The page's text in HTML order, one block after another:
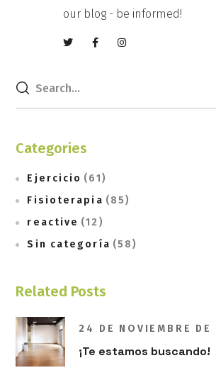
our blog - be informed!
Categories
Ejercicio (61)
Fisioterapia (85)
reactive (12)
Sin categoría (58)
Related Posts
24 DE NOVIEMBRE DE
¡Te estamos buscando!